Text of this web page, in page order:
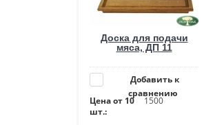
Доска для подачи
мяса, ДП 11
Добавить к
сравнению
Цена от 10
шт.:
1500